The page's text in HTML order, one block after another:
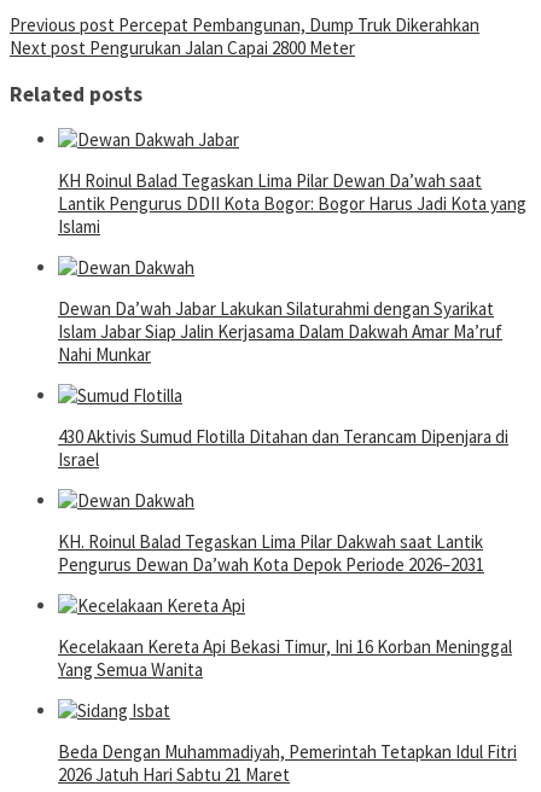
Post
navigation
Previous post Percepat Pembangunan, Dump Truk Dikerahkan
Next post Pengurukan Jalan Capai 2800 Meter
Related posts
KH Roinul Balad Tegaskan Lima Pilar Dewan Da’wah saat
Lantik Pengurus DDII Kota Bogor: Bogor Harus Jadi Kota yang
Islami
Dewan Da’wah Jabar Lakukan Silaturahmi dengan Syarikat
Islam Jabar Siap Jalin Kerjasama Dalam Dakwah Amar Ma’ruf
Nahi Munkar
430 Aktivis Sumud Flotilla Ditahan dan Terancam Dipenjara di
Israel
KH. Roinul Balad Tegaskan Lima Pilar Dakwah saat Lantik
Pengurus Dewan Da’wah Kota Depok Periode 2026–2031
Kecelakaan Kereta Api Bekasi Timur, Ini 16 Korban Meninggal
Yang Semua Wanita
Beda Dengan Muhammadiyah, Pemerintah Tetapkan Idul Fitri
2026 Jatuh Hari Sabtu 21 Maret